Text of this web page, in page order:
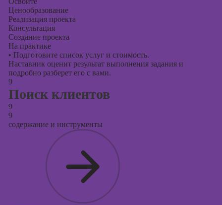
Ценообразование
Реализация проекта
Консультация
Создание проекта
На практике
• Подготовите список услуг и стоимость.
Наставник оценит результат выполнения задания и
подробно разберет его с вами.
9
Поиск клиентов
9
9
содержание и инструменты